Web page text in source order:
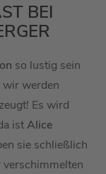
BEI
so lustig sein
wir werden
Es wird
istAlice
sie schließlich